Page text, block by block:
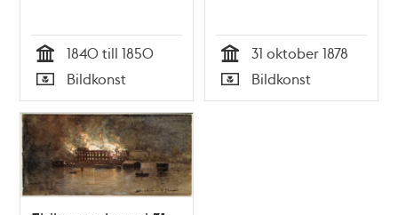
Tid
1840 till 1850
Typ
Bildkonst Tid
31 oktober 1878
Typ
Bildkonst